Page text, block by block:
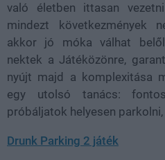
való életben ittasan
mindezt következmények
akkor jó móka válhat
nektek a Játéközönre,
nyújt majd a komplexitása
egy utolsó tanács:
próbáljatok helyesen
Drunk Parking 2 játék